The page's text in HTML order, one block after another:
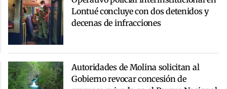
Lontué concluye con dos detenidos y
decenas de infracciones
Autoridades de Molina solicitan al
Gobierno revocar concesión de